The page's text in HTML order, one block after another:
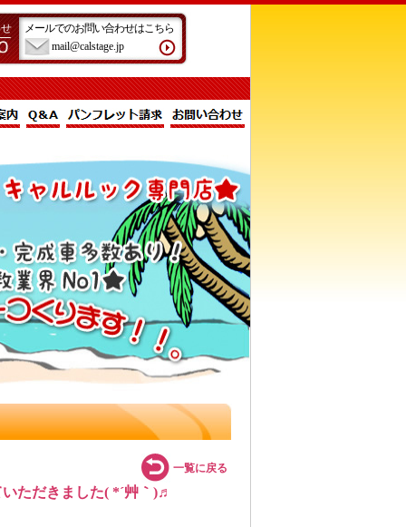
メールでのお問い合わせはこちら
mail@calstage.jp
一覧に戻る
ただきました( *´艸｀)♬